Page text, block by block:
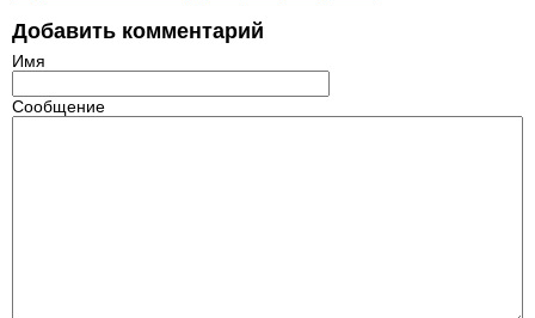
Добавить комментарий
Имя
Сообщение